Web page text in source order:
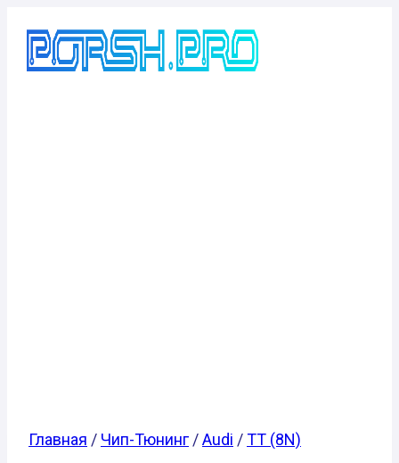
содержимому
Главная / Чип-Тюнинг /Audi /TT (8N)